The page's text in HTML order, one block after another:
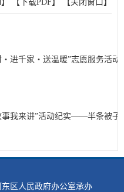
【下载PDF】 【关闭窗口】
・进千家・送温暖”志愿服务活
事我来讲”活动纪实——半条被子
区人民政府办公室承办